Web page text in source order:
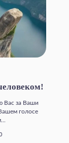
Вас за Ваши
голосе